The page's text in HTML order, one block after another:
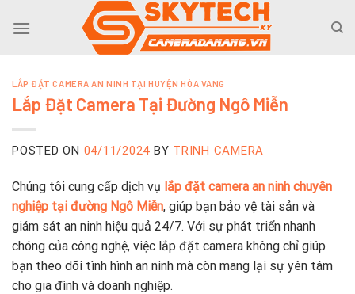
LẮP ĐẶT CAMERA AN NINH TẠI HUYỆN HÒA VANG
Lắp Đặt Camera Tại Đường Ngô Miễn
POSTED ON 04/11/2024 BY TRINH CAMERA
Chúng tôi cung cấp dịch vụ lắp đặt camera an ninh chuyên
nghiệp tại đường Ngô Miễn, giúp bạn bảo vệ tài sản và
giám sát an ninh hiệu quả 24/7. Với sự phát triển nhanh
chóng của công nghệ, việc lắp đặt camera không chỉ giúp
bạn theo dõi tình hình an ninh mà còn mang lại sự yên tâm
cho gia đình và doanh nghiệp.